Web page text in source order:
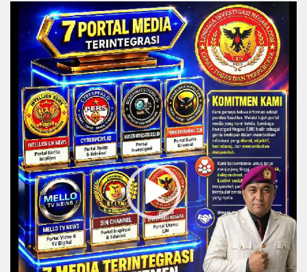
Video
Player